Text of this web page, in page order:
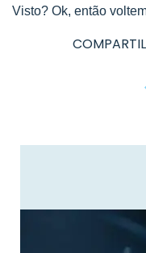
Visto? Ok, então